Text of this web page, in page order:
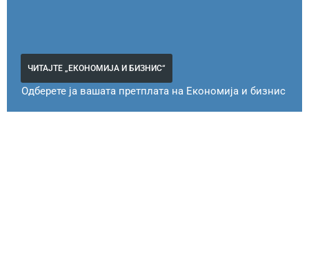
ЧИТАЈТЕ „ЕКОНОМИЈА И БИЗНИС“
Одберете ја вашата претплата на Економија и бизнис